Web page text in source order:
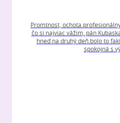
Promtnost,
čo si najviac vážim, pán
hneď na druhý deň.bolo to
spokojná s